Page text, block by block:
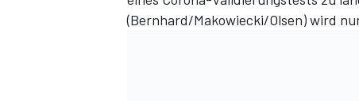
(Bernhard/Makowiecki/Olsen) wird